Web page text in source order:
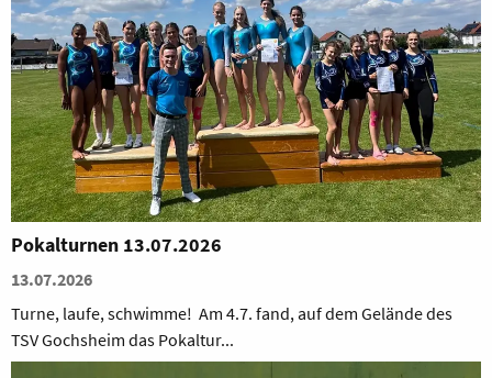
Pokalturnen 13.07.2026
13.07.2026
Turne, laufe, schwimme! Am 4.7. fand, auf dem Gelände des
TSV Gochsheim das Pokaltur...